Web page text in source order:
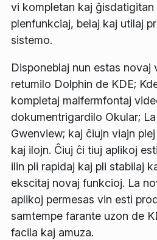
vi kompletan kaj
plenfunkciaj, belaj kaj utilaj
sistemo.
Disponeblaj nun estas novaj
retumilo Dolphin de KDE;
kompletaj malfermfontaj
dokumentrigardilo Okular;
Gwenview; kaj ĉiujn viajn
kaj ilojn. Ĉiuj ĉi tiuj aplikoj
ilin pli rapidaj kaj pli stabilaj
ekscitaj novaj funkcioj. La
aplikoj permesas vin esti
samtempe farante uzon de
facila kaj amuza.